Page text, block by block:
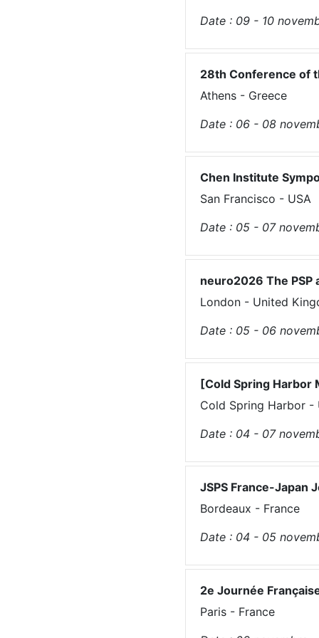
Date : 09 - 10
28th Conference of
Athens - Greece
Date : 06 - 08
Chen Institute
San Francisco - USA
Date : 05 - 07
neuro2026 The PSP
London - United
Date : 05 - 06
[Cold Spring Harbor
Cold Spring Harbor -
Date : 04 - 07
JSPS France-Japan
Bordeaux - France
Date : 04 - 05
2e Journée
Paris - France